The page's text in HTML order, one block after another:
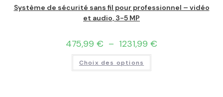
Système de sécurité sans fil pour professionnel – vidéo
et audio, 3-5 MP
475,99 € – 1231,99 €
Choix des options